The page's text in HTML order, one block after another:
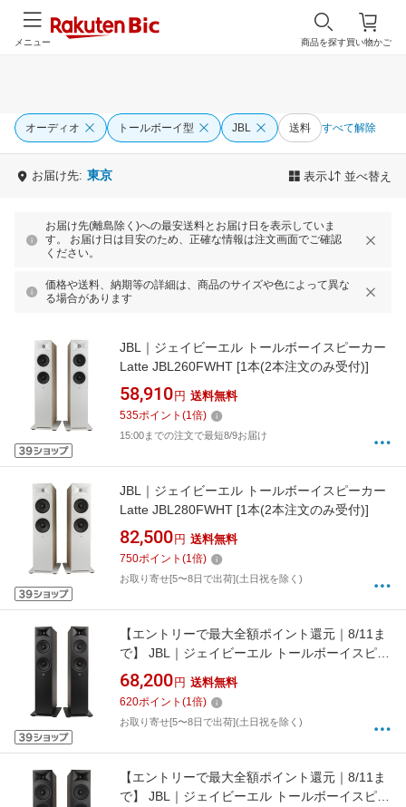
買い物かご
商品を探す
メニュー
オーディオ トールボーイ型 JBL 送料 すべて解除
お届け先: 東京 表示 並べ替え
お届け先(離島除く)への最安送料とお届け日を表示していま
す。 お届け日は目安のため、正確な情報は注文画面でご確認
ください。
価格や送料、納期等の詳細は、商品のサイズや色によって異な
る場合があります
JBL｜ジェイビーエル トールボーイスピーカー
Latte JBL260FWHT [1本(2本注文のみ受付)]
58,910 円 送料無料
535ポイント (1倍)
15:00までの注文で最短8/9お届け
JBL｜ジェイビーエル トールボーイスピーカー
Latte JBL280FWHT [1本(2本注文のみ受付)]
82,500 円 送料無料
750ポイント (1倍)
お取り寄せ[5〜8日で出荷](土日祝を除く)
【エントリーで最大全額ポイント還元｜8/11ま
で】 JBL｜ジェイビーエル トールボーイスピー
カー Espresso JBL260FBLK [1本(2本注文のみ
受付)]
68,200 円 送料無料
620ポイント (1倍)
お取り寄せ[5〜8日で出荷](土日祝を除く)
【エントリーで最大全額ポイント還元｜8/11ま
で】 JBL｜ジェイビーエル トールボーイスピー